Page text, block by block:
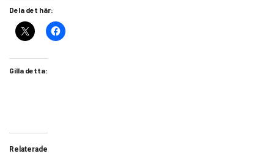
Dela det här:
Gilla detta:
Relaterade